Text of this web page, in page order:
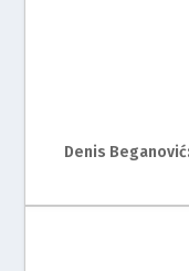
Denis